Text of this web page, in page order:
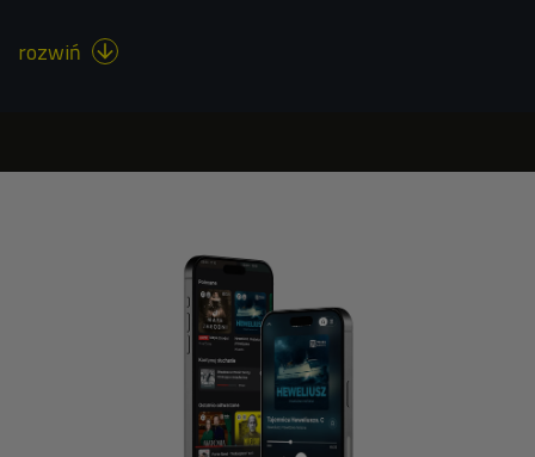
rozwiń 